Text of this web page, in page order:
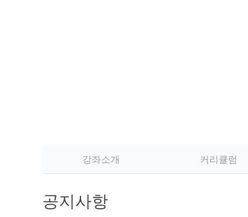
강좌소개 커리큘럼
공지사항